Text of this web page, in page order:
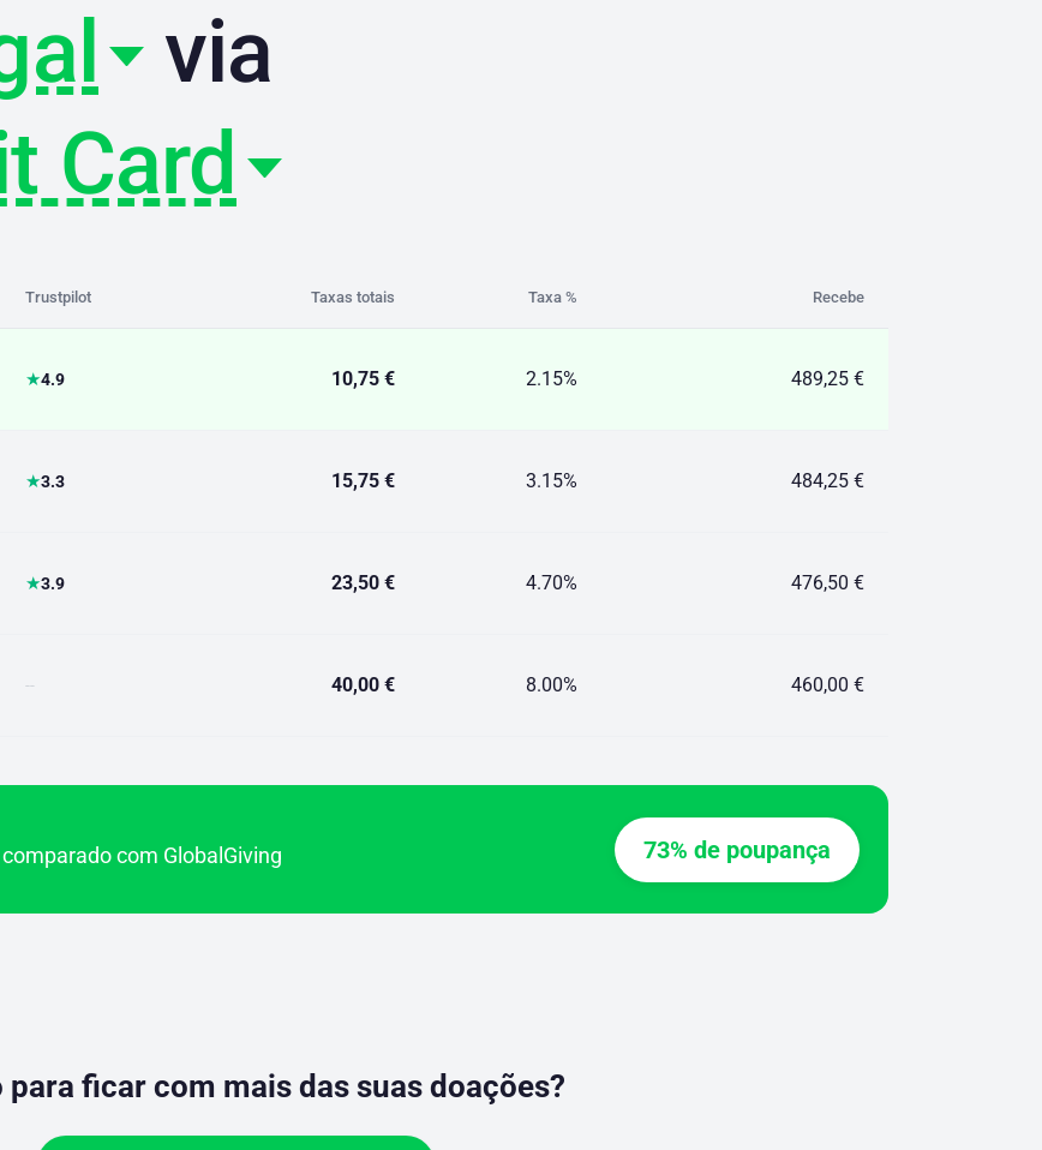
via
Card
Trustpilot Taxas totais Taxa % Recebe
★4.9 10,75 € 2.15% 489,25 €
★3.3 15,75 € 3.15% 484,25 €
★3.9 23,50 € 4.70% 476,50 €
-- 40,00 € 8.00% 460,00 €
com GlobalGiving 73% de poupança
para ficar com mais das suas doações?